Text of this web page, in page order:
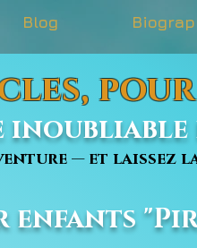
Blog
inoubliable
— et laissez la
enfants